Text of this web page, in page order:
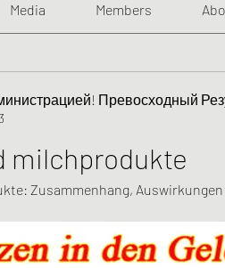
Media Members
Превосходный
milchprodukte
Zusammenhang,